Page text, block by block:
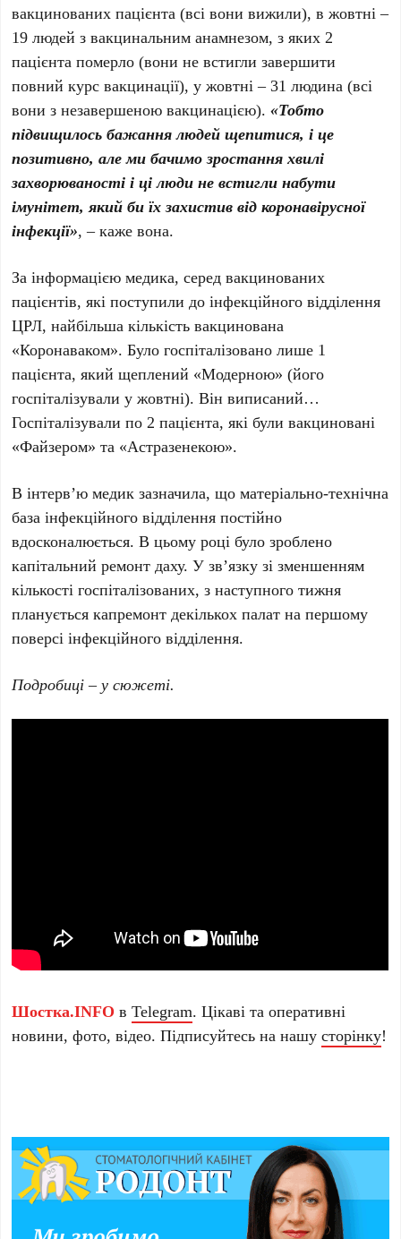
вакцинованих пацієнта (всі вони вижили), в жовтні –
19 людей з вакцинальним анамнезом, з яких 2
пацієнта померло (вони не встигли завершити
повний курс вакцинації), у жовтні – 31 людина (всі
вони з незавершеною вакцинацією).«Тобто
підвищилось бажання людей щепитися, і це
позитивно, але ми бачимо зростання хвилі
захворюваності і ці люди не встигли набути
імунітет, який би їх захистив від коронавірусної
інфекції», – каже вона.
За інформацією медика, серед вакцинованих
пацієнтів, які поступили до інфекційного відділення
ЦРЛ, найбільша кількість вакцинована
«Коронаваком». Було госпіталізовано лише 1
пацієнта, який щеплений «Модерною» (його
госпіталізували у жовтні). Він виписаний…
Госпіталізували по 2 пацієнта, які були вакциновані
«Файзером» та «Астразенекою».
В інтерв’ю медик зазначила, що матеріально-технічна
база інфекційного відділення постійно
вдосконалюється. В цьому році було зроблено
капітальний ремонт даху. У зв’язку зі зменшенням
кількості госпіталізованих, з наступного тижня
планується капремонт декількох палат на першому
поверсі інфекційного відділення.
Подробиці – у сюжеті.
Шостка.INFO вTelegram. Цікаві та оперативні
новини, фото, відео. Підписуйтесь на нашусторінку!